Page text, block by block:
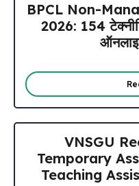
BPCL Non-
2026: 154
VNSGU
Temporary
Teaching